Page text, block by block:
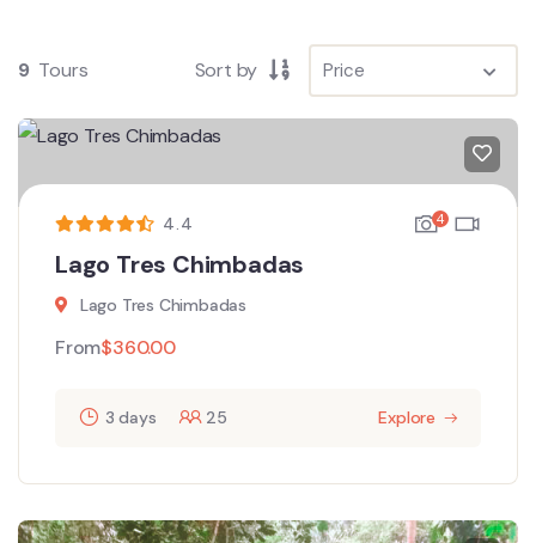
9 Tours Sort by
4.4 4
Lago Tres Chimbadas
Lago Tres Chimbadas
From$360.00
3 days 25 Explore